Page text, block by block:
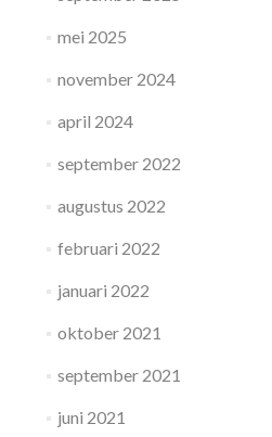
mei 2025
november 2024
april 2024
september 2022
augustus 2022
februari 2022
januari 2022
oktober 2021
september 2021
juni 2021